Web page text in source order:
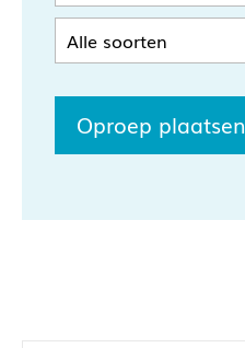
Oproep plaatsen